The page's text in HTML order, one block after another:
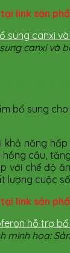
link sản
canxi và
bổ sung
khả năng
cầu,
với chế độ
lượng cuộc
link sản
minh hoạ: